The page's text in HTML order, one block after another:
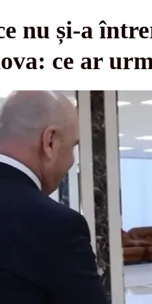
nu și-a
ce ar